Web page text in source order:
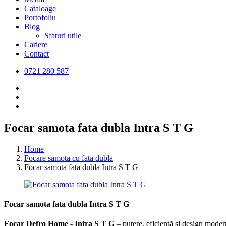
Cataloage
Portofoliu
Blog
Sfaturi utile
Cariere
Contact
0721 280 587
Focar samota fata dubla Intra S T G
Home
Focare samota cu fata dubla
Focar samota fata dubla Intra S T G
Focar samota fata dubla Intra S T G
Focar Defro Home - Intra S T G – putere, eficiență și design